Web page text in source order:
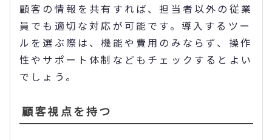
顧客の情報を共有すれば、担当者以外の従業
員でも適切な対応が可能です。導入するツー
ルを選ぶ際は、機能や費用のみならず、操作
性やサポート体制などもチェックするとよい
でしょう。
顧客視点を持つ